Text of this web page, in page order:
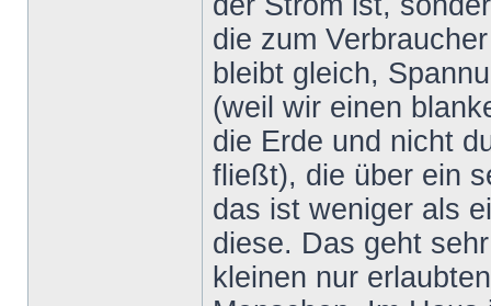
die zum
bleibt gleich,
(weil wir einen
die Erde und nicht
fließt), die über ein
das ist weniger als
diese. Das geht
kleinen nur